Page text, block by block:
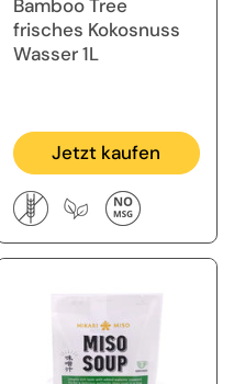
Bamboo Tree
frisches Kokosnuss
Wasser 1L
Jetzt kaufen